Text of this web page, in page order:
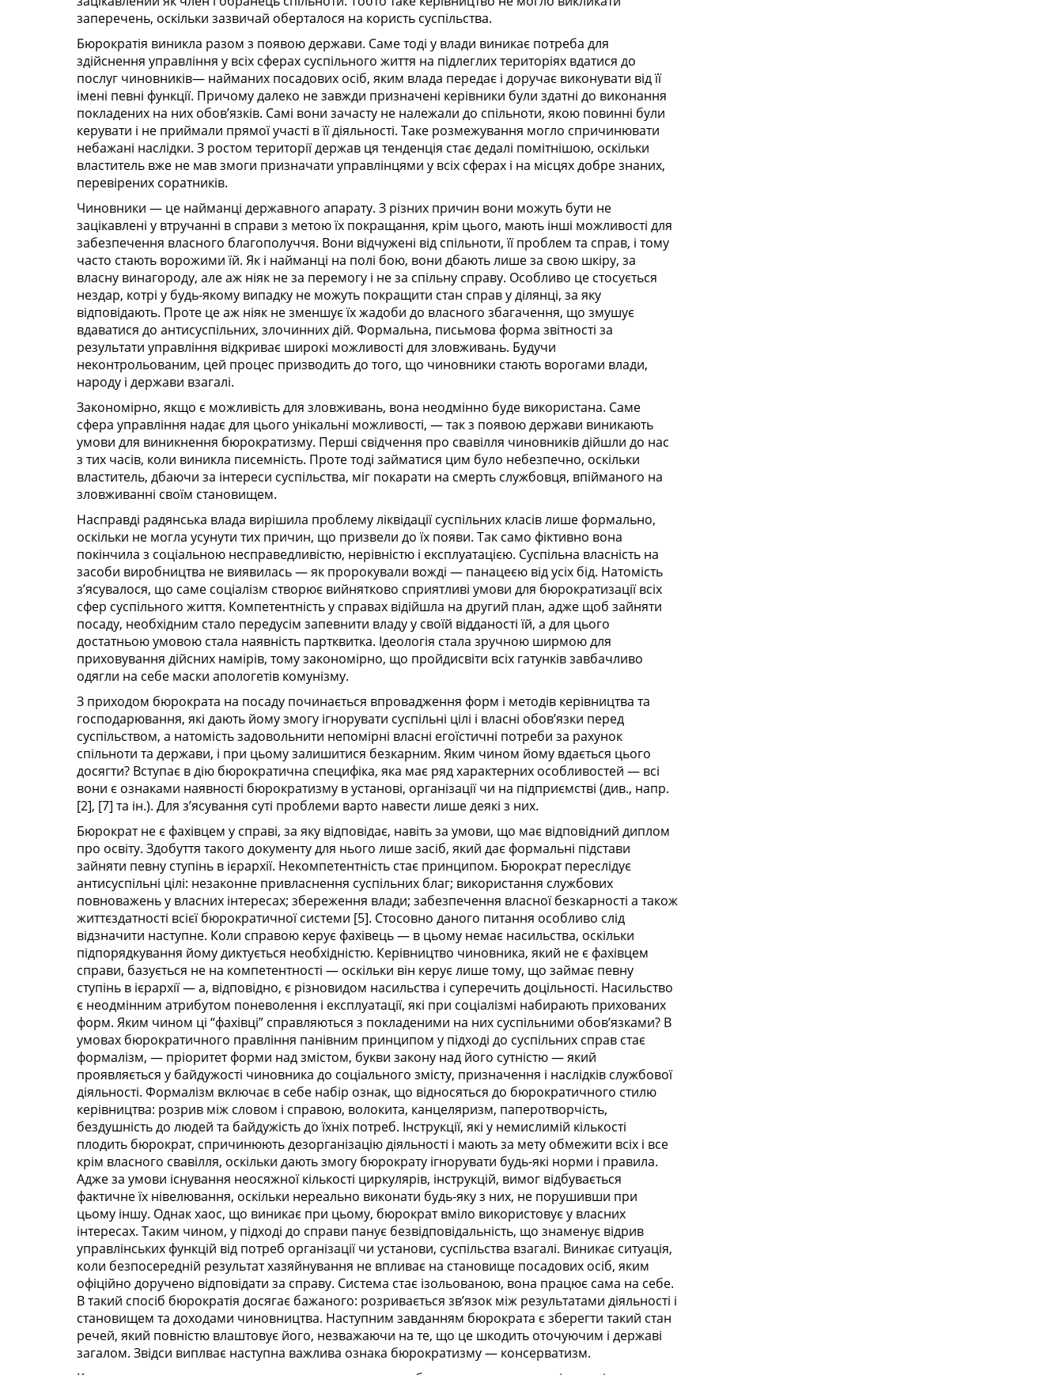
заперечень, оскільки зазвичай оберталося на користь суспільства.
Бюрократія виникла разом з появою держави. Саме тоді у влади виникає потреба для
здійснення управління у всіх сферах суспільного життя на підлеглих територіях вдатися до
послуг чиновників— найманих посадових осіб, яким влада передає і доручає виконувати від її
імені певні функції. Причому далеко не завжди призначені керівники були здатні до виконання
покладених на них обов’язків. Самі вони зачасту не належали до спільноти, якою повинні були
керувати і не приймали прямої участі в її діяльності. Таке розмежування могло спричинювати
небажані наслідки. З ростом території держав ця тенденція стає дедалі помітнішою, оскільки
властитель вже не мав змоги призначати управлінцями у всіх сферах і на місцях добре знаних,
перевірених соратників.
Чиновники — це найманці державного апарату. З різних причин вони можуть бути не
зацікавлені у втручанні в справи з метою їх покращання, крім цього, мають інші можливості для
забезпечення власного благополуччя. Вони відчужені від спільноти, її проблем та справ, і тому
часто стають ворожими їй. Як і найманці на полі бою, вони дбають лише за свою шкіру, за
власну винагороду, але аж ніяк не за перемогу і не за спільну справу. Особливо це стосується
нездар, котрі у будь-якому випадку не можуть покращити стан справ у ділянці, за яку
відповідають. Проте це аж ніяк не зменшує їх жадоби до власного збагачення, що змушує
вдаватися до антисуспільних, злочинних дій. Формальна, письмова форма звітності за
результати управління відкриває широкі можливості для зловживань. Будучи
неконтрольованим, цей процес призводить до того, що чиновники стають ворогами влади,
народу і держави взагалі.
Закономірно, якщо є можливість для зловживань, вона неодмінно буде використана. Саме
сфера управління надає для цього унікальні можливості, — так з появою держави виникають
умови для виникнення бюрократизму. Перші свідчення про свавілля чиновників дійшли до нас
з тих часів, коли виникла писемність. Проте тоді займатися цим було небезпечно, оскільки
властитель, дбаючи за інтереси суспільства, міг покарати на смерть службовця, впійманого на
зловживанні своїм становищем.
Насправді радянська влада вирішила проблему ліквідації суспільних класів лише формально,
оскільки не могла усунути тих причин, що призвели до їх появи. Так само фіктивно вона
покінчила з соціальною несправедливістю, нерівністю і експлуатацією. Суспільна власність на
засоби виробництва не виявилась — як пророкували вожді — панацеєю від усіх бід. Натомість
з’ясувалося, що саме соціалізм створює вийнятково сприятливі умови для бюрократизації всіх
сфер суспільного життя. Компетентність у справах відійшла на другий план, адже щоб зайняти
посаду, необхідним стало передусім запевнити владу у своїй відданості їй, а для цього
достатньою умовою стала наявність партквитка. Ідеологія стала зручною ширмою для
приховування дійсних намірів, тому закономірно, що пройдисвіти всіх гатунків завбачливо
одягли на себе маски апологетів комунізму.
З приходом бюрократа на посаду починається впровадження форм і методів керівництва та
господарювання, які дають йому змогу ігнорувати суспільні цілі і власні обов’язки перед
суспільством, а натомість задовольнити непомірні власні егоїстичні потреби за рахунок
спільноти та держави, і при цьому залишитися безкарним. Яким чином йому вдається цього
досягти? Вступає в дію бюрократична специфіка, яка має ряд характерних особливостей — всі
вони є ознаками наявності бюрократизму в установі, організації чи на підприємстві (див., напр.
[2], [7] та ін.). Для з’ясування суті проблеми варто навести лише деякі з них.
Бюрократ не є фахівцем у справі, за яку відповідає, навіть за умови, що має відповідний диплом
про освіту. Здобуття такого документу для нього лише засіб, який дає формальні підстави
зайняти певну ступінь в ієрархії. Некомпетентність стає принципом. Бюрократ переслідує
антисуспільні цілі: незаконне привласнення суспільних благ; використання службових
повноважень у власних інтересах; збереження влади; забезпечення власної безкарності а також
життєздатності всієї бюрократичної системи [5]. Стосовно даного питання особливо слід
відзначити наступне. Коли справою керує фахівець — в цьому немає насильства, оскільки
підпорядкування йому диктується необхідністю. Керівництво чиновника, який не є фахівцем
справи, базується не на компетентності — оскільки він керує лише тому, що займає певну
ступінь в ієрархії — а, відповідно, є різновидом насильства і суперечить доцільності. Насильство
є неодмінним атрибутом поневолення і експлуатації, які при соціалізмі набирають прихованих
форм. Яким чином ці “фахівці” справляються з покладеними на них суспільними обов’язками? В
умовах бюрократичного правління панівним принципом у підході до суспільних справ стає
формалізм, — пріоритет форми над змістом, букви закону над його сутністю — який
проявляється у байдужості чиновника до соціального змісту, призначення і наслідків службової
діяльності. Формалізм включає в себе набір ознак, що відносяться до бюрократичного стилю
керівництва: розрив між словом і справою, волокита, канцеляризм, паперотворчість,
бездушність до людей та байдужість до їхніх потреб. Інструкції, які у немислимій кількості
плодить бюрократ, спричинюють дезорганізацію діяльності і мають за мету обмежити всіх і все
крім власного свавілля, оскільки дають змогу бюрократу ігнорувати будь-які норми і правила.
Адже за умови існування неосяжної кількості циркулярів, інструкцій, вимог відбувається
фактичне їх нівелювання, оскільки нереально виконати будь-яку з них, не порушивши при
цьому іншу. Однак хаос, що виникає при цьому, бюрократ вміло використовує у власних
інтересах. Таким чином, у підході до справи панує безвідповідальність, що знаменує відрив
управлінських функцій від потреб організації чи установи, суспільства взагалі. Виникає ситуація,
коли безпосередній результат хазяйнування не впливає на становище посадових осіб, яким
офіційно доручено відповідати за справу. Система стає ізольованою, вона працює сама на себе.
В такий спосіб бюрократія досягає бажаного: розривається зв’язок між результатами діяльності і
становищем та доходами чиновництва. Наступним завданням бюрократа є зберегти такий стан
речей, який повністю влаштовує його, незважаючи на те, що це шкодить оточуючим і державі
загалом. Звідси виплває наступна важлива ознака бюрократизму — консерватизм.